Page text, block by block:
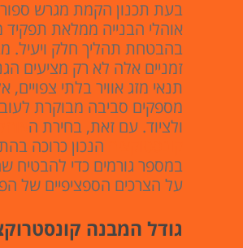
בעת תכנון הקמת מגרש
אוהלי הבנייה ממלאת תפקיד
בהבטחת תהליך חלק ויעיל.
זמניים אלה לא רק מציעים
תנאי מזג אוויר בלתי צפויים,
מספקים סביבה מבוקרת
ולציוד. עם זאת, בחירת ה
הנכון כרוכה
במספר גורמים כדי להבטיח
על הצרכים הספציפיים של
גודל המבנה